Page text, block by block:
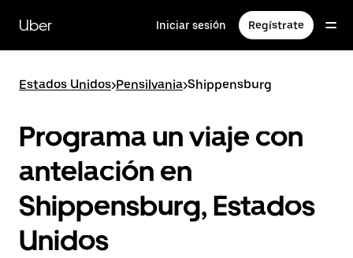
contenido
principal
Uber Iniciar sesión Regístrate
Estados Unidos>Pensilvania>Shippensburg
Programa un viaje con
antelación en
Shippensburg, Estados
Unidos